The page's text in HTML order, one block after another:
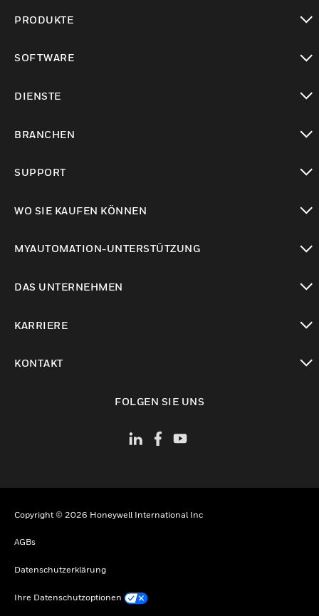
PRODUKTE
SOFTWARE
DIENSTE
BRANCHEN
SUPPORT
WO SIE KAUFEN KÖNNEN
MYAUTOMATION-UNTERSTÜTZUNG
DAS UNTERNEHMEN
KARRIERE
KONTAKT
FOLGEN SIE UNS
Copyright © 2026 Honeywell International Inc
AGBs
Datenschutzerklärung
Ihre Datenschutzoptionen